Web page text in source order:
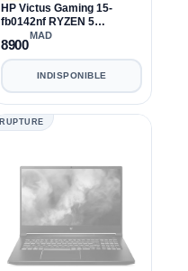
HP Victus Gaming 15-
fb0142nf RYZEN 5
5600H|8GB|512GB|RTX
3050 TI
8900
MAD
INDISPONIBLE
RUPTURE